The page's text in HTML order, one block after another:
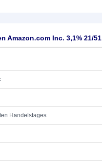
Amazon.com Inc. 3,1% 21/51
Handelstages